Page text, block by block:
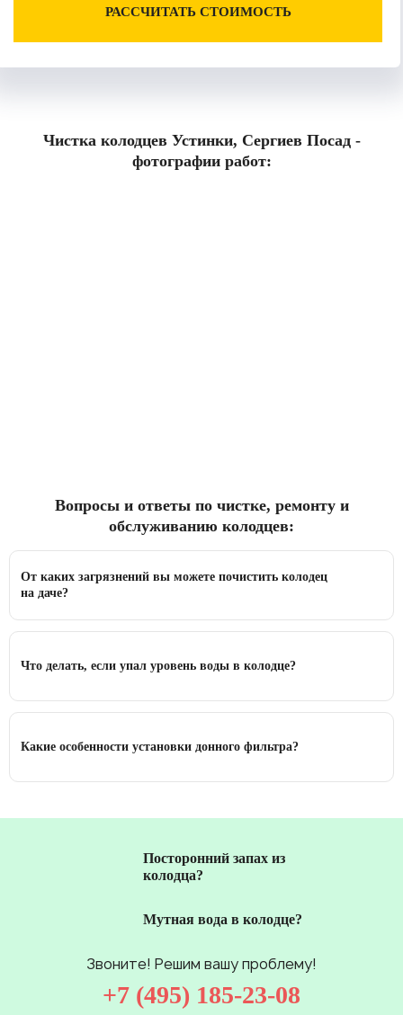
РАССЧИТАТЬ СТОИМОСТЬ
Чистка колодцев Устинки, Сергиев Посад -
фотографии работ:
Вопросы и ответы по чистке, ремонту и
обслуживанию колодцев:
От каких загрязнений вы можете почистить колодец
на даче?
Что делать, если упал уровень воды в колодце?
Какие особенности установки донного фильтра?
Посторонний запах из
колодца?
Мутная вода в колодце?
Звоните! Решим вашу проблему!
+7 (495) 185-23-08